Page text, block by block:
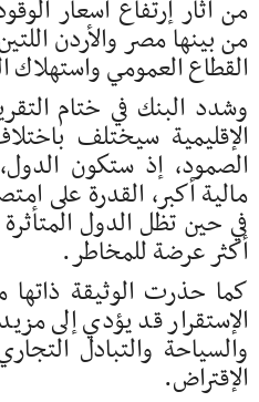
من آثار إرتفاع أسعار
من بينها مصر والأردن
القطاع العمومي واستهلاك
وشدد البنك في ختام
الإقليمية سيختلف
الصمود، إذ ستكون
مالية أكبر، القدرة على
في حين تظل الدول
أكثر عرضة للمخاطر.
كما حذرت الوثيقة
الإستقرار قد يؤدي إلى
والسياحة والتبادل
الإقتراض.